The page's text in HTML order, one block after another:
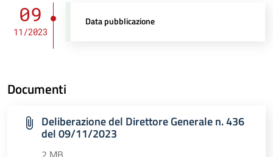
09
11/2023
Data pubblicazione
Documenti
Deliberazione del Direttore Generale n. 436
del 09/11/2023